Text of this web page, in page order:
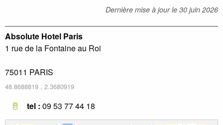
Dernière mise à jour le 30 juin 2026
Absolute Hotel Paris
1 rue de la Fontaine au Roi
75011 PARIS
48.8688819 , 2.3680919
tel : 09 53 77 44 18